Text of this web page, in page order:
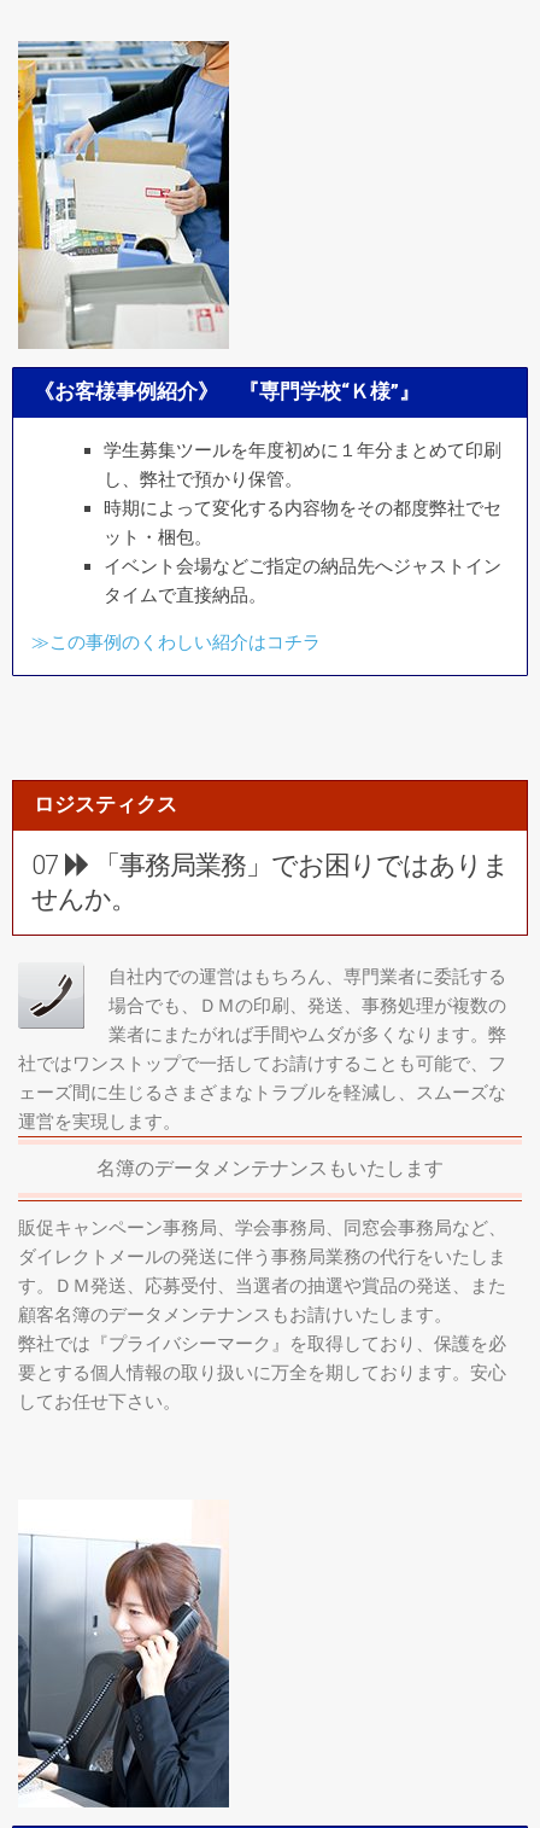
《お客様事例紹介》 『専門学校“Ｋ様”』
学生募集ツールを年度初めに１年分まとめて印刷
し、弊社で預かり保管。
時期によって変化する内容物をその都度弊社でセ
ット・梱包。
イベント会場などご指定の納品先へジャストイン
タイムで直接納品。
≫この事例のくわしい紹介はコチラ
ロジスティクス
07
「事務局業務」でお困りではありま
せんか。
自社内での運営はもちろん、専門業者に委託する
場合でも、ＤＭの印刷、発送、事務処理が複数の
業者にまたがれば手間やムダが多くなります。弊
社ではワンストップで一括してお請けすることも可能で、フ
ェーズ間に生じるさまざまなトラブルを軽減し、スムーズな
運営を実現します。
名簿のデータメンテナンスもいたします
販促キャンペーン事務局、学会事務局、同窓会事務局など、
ダイレクトメールの発送に伴う事務局業務の代行をいたしま
す。ＤＭ発送、応募受付、当選者の抽選や賞品の発送、また
顧客名簿のデータメンテナンスもお請けいたします。
弊社では『プライバシーマーク』を取得しており、保護を必
要とする個人情報の取り扱いに万全を期しております。安心
してお任せ下さい。